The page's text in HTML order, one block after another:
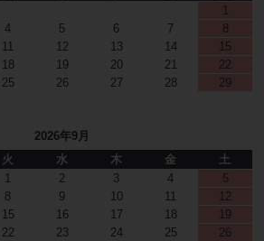
1
4 5 6 7
8
11 12 13 14
15
18 19 20 21
22
25 26 27 28
29
2026年9月
火 水 木 金
土
1
2 3 4
5
8 9 10 11
12
15 16 17 18
19
22 23 24 25 26